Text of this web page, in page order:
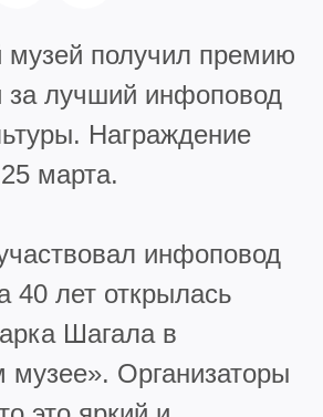
музей получил премию
за лучший инфоповод
Награждение
марта.
инфоповод
40 лет открылась
Шагала в
музее». Организаторы